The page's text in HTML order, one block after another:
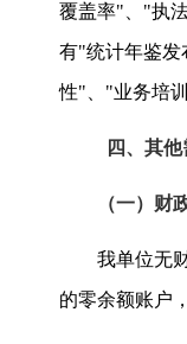
覆盖率"、"执
有"统计年鉴
性"、"业务培
四、其
（一）财
我单位无
的零余额账户